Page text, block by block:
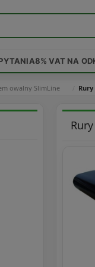
8% VAT NA
owalny SlimLine Rury
Rury